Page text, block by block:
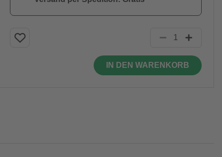
IN DEN WARENKORB